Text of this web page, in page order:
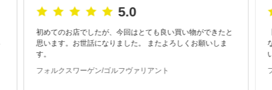
5.0
初めてのお店でしたが、今回はとても良い買い物ができたと
思います。お世話になりました。 またよろしくお願いしま
す。
フォルクスワーゲン/ゴルフヴァリアント